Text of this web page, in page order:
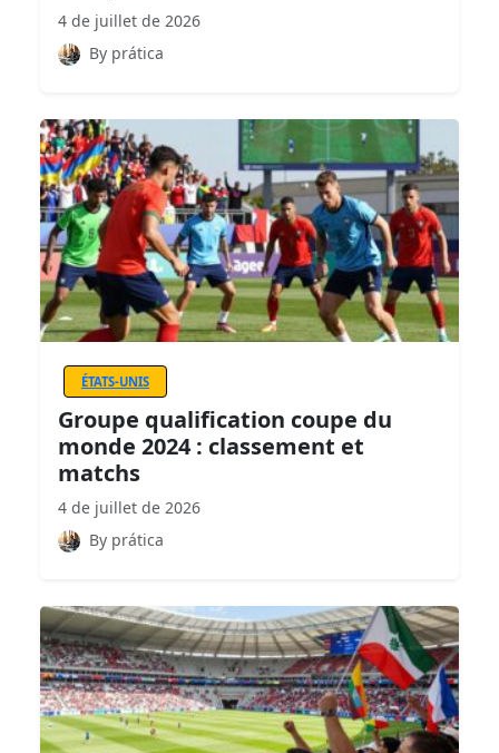
4 de juillet de 2026
By prática
ÉTATS-UNIS
Groupe qualification coupe du
monde 2024 : classement et
matchs
4 de juillet de 2026
By prática